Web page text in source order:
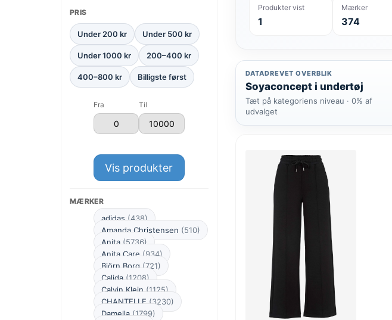
PRIS
Under 200 kr Under 500 kr
Under 1000 kr 200–400 kr
400–800 kr Billigste først
Fra Til
Vis produkter
MÆRKER
adidas (438)
Amanda Christensen (510)
Anita (5736)
Anita Care (934)
Björn Borg (721)
Calida (1208)
Calvin Klein (1125)
CHANTELLE (3230)
Damella (1799)
Produkter vist
1
Mærker
374
DATADREVET OVERBLIK
Soyaconcept i undertøj
Tæt på kategoriens niveau · 0% af
udvalget